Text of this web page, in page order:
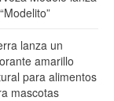
lanza un
amarillo
para alimentos
mascotas